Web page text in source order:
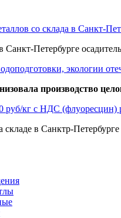
со склада в Санкт-
Санкт-Петербурге
экологии
производство
руб/кг с НДС (флуоресцин)
складе в Санктр-